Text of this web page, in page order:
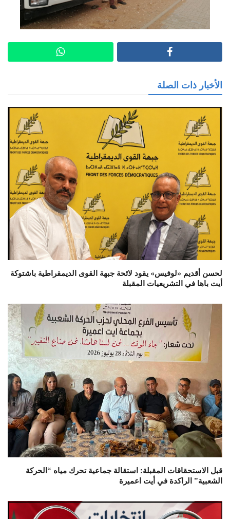
الأخبار ذات الصلة
لحسن أقديم «لوفيس» يقود لائحة جبهة القوى الديمقراطية باشتوكة
أيت باها في التشريعيات المقبلة
قبل الاستحقاقات المقبلة: استقالة جماعية تحرك مياه “الحركة
الشعبية” الراكدة في أيت اعميرة